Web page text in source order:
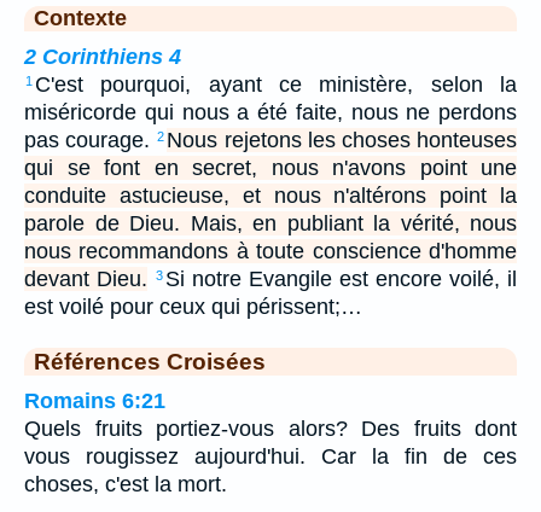
Contexte
2 Corinthiens 4
1 C'est pourquoi, ayant ce ministère, selon la
miséricorde qui nous a été faite, nous ne perdons
pas courage.
2 Nous rejetons les choses honteuses
qui se font en secret, nous n'avons point une
conduite astucieuse, et nous n'altérons point la
parole de Dieu. Mais, en publiant la vérité, nous
nous recommandons à toute conscience d'homme
devant Dieu.
3 Si notre Evangile est encore voilé, il
est voilé pour ceux qui périssent;…
Références Croisées
Romains 6:21
Quels fruits portiez-vous alors? Des fruits dont
vous rougissez aujourd'hui. Car la fin de ces
choses, c'est la mort.